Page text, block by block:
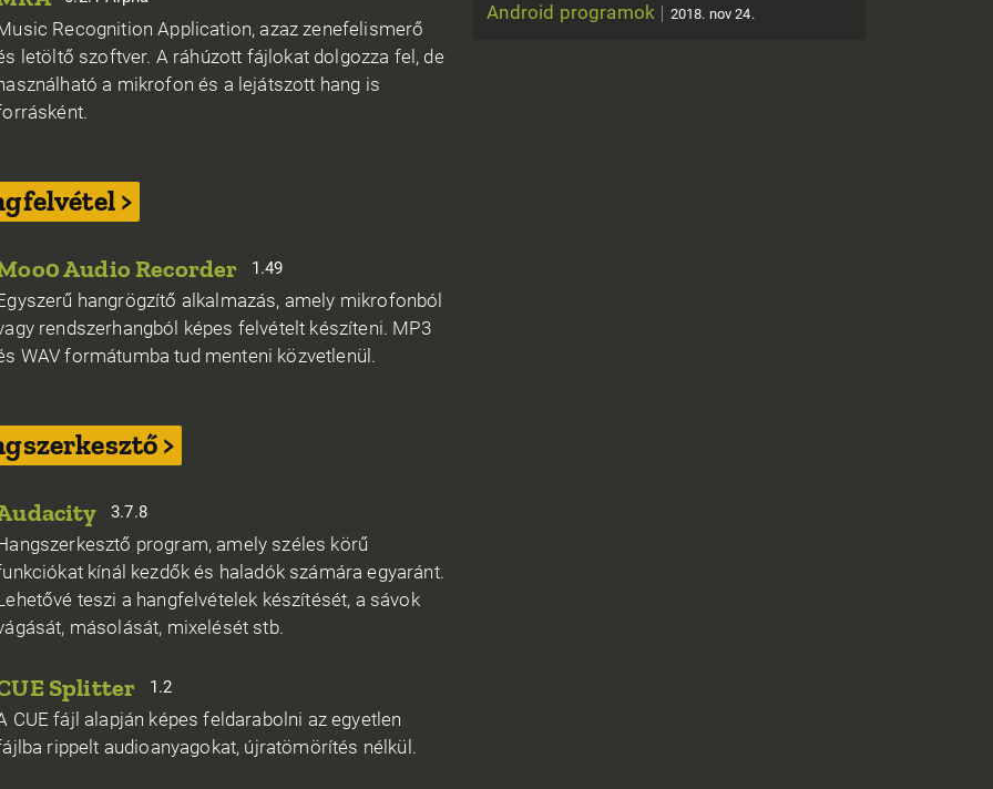
Recognition Application, azaz zenefelismerő
letöltő szoftver. A ráhúzott fájlokat dolgozza fel, de
a mikrofon és a lejátszott hang is
>
Audio Recorder 1.49
hangrögzítő alkalmazás, amely mikrofonból
rendszerhangból képes felvételt készíteni. MP3
WAV formátumba tud menteni közvetlenül.
>
3.7.8
program, amely széles körű
kínál kezdők és haladók számára egyaránt.
teszi a hangfelvételek készítését, a sávok
másolását, mixelését stb.
Splitter 1.2
CUE fájl alapján képes feldarabolni az egyetlen
rippelt audioanyagokat, újratömörítés nélkül.
Android programok 2018. nov 24.